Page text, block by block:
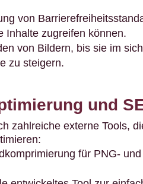
von
Inhalte zugreifen können.
von Bildern, bis sie im
zu steigern.
und
zahlreiche externe Tools,
für PNG- und